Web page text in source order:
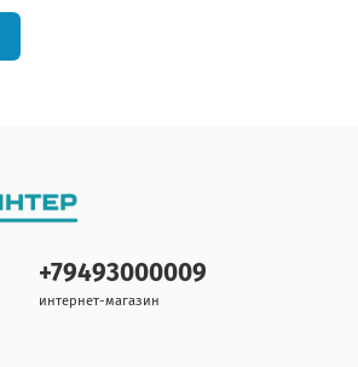
+79493000009
интернет-магазин